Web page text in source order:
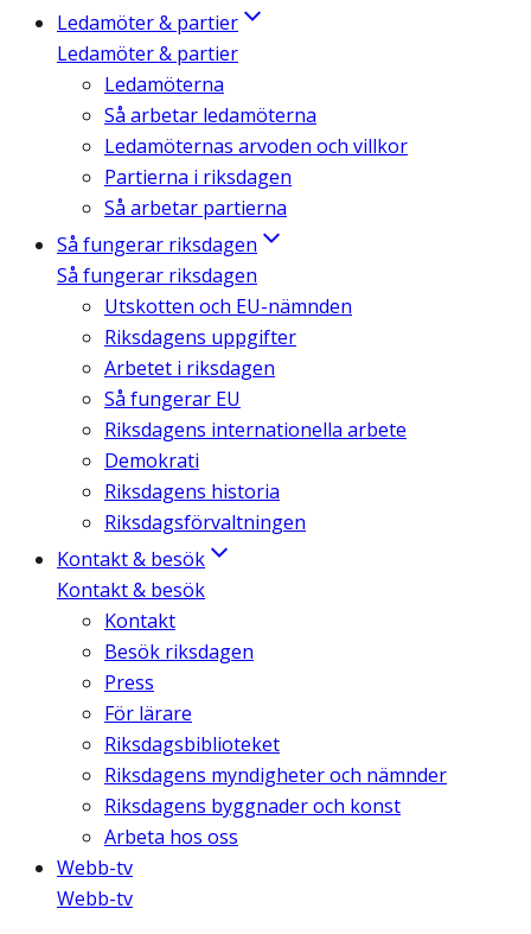
Ledamöter & partier
Ledamöter & partier
Ledamöterna
Så arbetar ledamöterna
Ledamöternas arvoden och villkor
Partierna i riksdagen
Så arbetar partierna
Så fungerar riksdagen
Så fungerar riksdagen
Utskotten och EU-nämnden
Riksdagens uppgifter
Arbetet i riksdagen
Så fungerar EU
Riksdagens internationella arbete
Demokrati
Riksdagens historia
Riksdagsförvaltningen
Kontakt & besök
Kontakt & besök
Kontakt
Besök riksdagen
Press
För lärare
Riksdagsbiblioteket
Riksdagens myndigheter och nämnder
Riksdagens byggnader och konst
Arbeta hos oss
Webb-tv
Webb-tv